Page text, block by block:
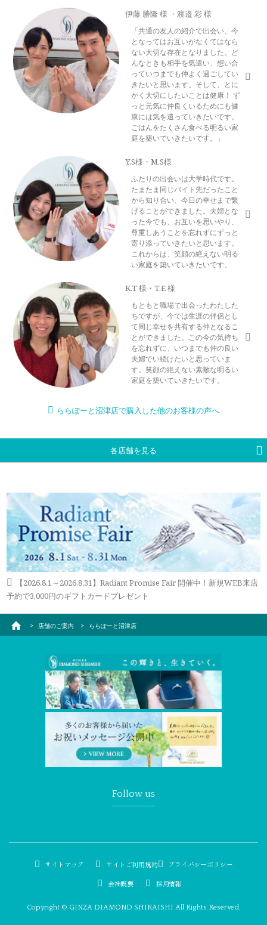
伊藤 勝隆 様 ・渡邉 彩 様
「共通の友人の紹介で出会い、今
となってはお互いがなくてはなら
ない大切な存在となりました。ど
んなときも相手を気遣い、想い合
っていつまでも仲よく過ごしてい
きたいと思います。そして、とに
かく大切にしたいことは健康！ ず
っと元気に仲良くいるためにも健
康には気を遣っていきたいです。
ごはんをたくさん食べる明るい家
庭を築いていきたいです。」
Y.S様・M.S様
ふたりの出会いは大学時代です。
たまたま同じバイト先だったこと
から知り合い、今日の幸せまで繋
げることができました。夫婦とな
った今でも、お互いを思いやり、
尊重しあうことを忘れずにずっと
寄り添っていきたいと思います。
これからは、笑顔の絶えない明る
い家庭を築いていきたいです。
K.T 様・T.E 様
もともと職場で出会ったわたした
ちですが、今では生涯の伴侶とし
て同じ幸せを共有する仲となるこ
とができました。この今の気持ち
を忘れずに、いつまでも仲の良い
夫婦でい続けたいと思っていま
す。笑顔の絶えない素敵な明るい
家庭を築いていきたいです。
ららぽーと沼津店で購入した他のお客様の声へ
各店舗を見る
【2026.8.1～2026.8.31】Radiant Promise Fair 開催中！新規WEB来店
予約で3,000円のギフトカードプレゼント
店舗のご案内 ららぽーと沼津店
Follow us
サイトマップ サイトご利用規約 プライバシーポリシー
会社概要 採用情報
Copyright © GINZA DIAMOND SHIRAISHI All Rights Reserved.